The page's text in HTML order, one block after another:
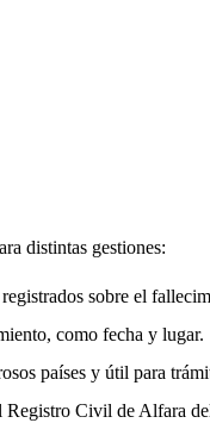
distintas gestiones:
sobre el
como fecha y lugar.
países y útil para
Registro Civil de Alfara